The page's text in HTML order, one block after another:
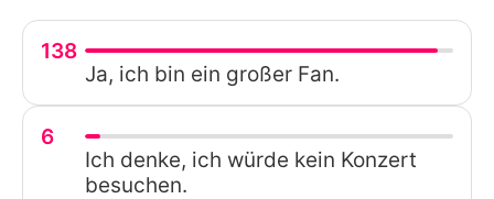
138
Ja, ich bin ein großer Fan.
6
Ich denke, ich würde kein Konzert
besuchen.